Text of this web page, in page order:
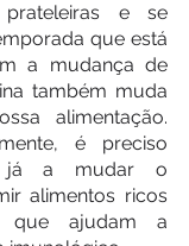
e se
que está
a mudança de
também muda
alimentação.
é preciso
já a mudar o
alimentos ricos
que ajudam a